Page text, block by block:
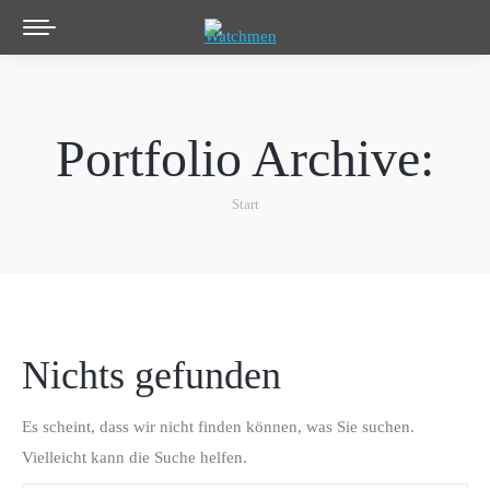
Portfolio Archive:
Sie befinden sich hier:
Start
Nichts gefunden
Es scheint, dass wir nicht finden können, was Sie suchen.
Vielleicht kann die Suche helfen.